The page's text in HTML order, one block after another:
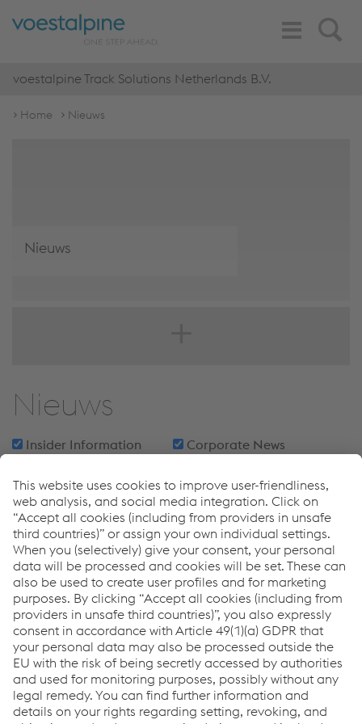
Search
Toggle
Navigation
voestalpine Track Solutions Netherlands B.V.
Home Nieuws
Nieuws
Nieuws
Insider Information
Corporate News
Categories:
Huidig boekjaar BY 2025/26
BY 2024/25
BY 2023/24
Oudere weergeven
Voor deze filterinstelling werden geen resultaten
gevonden.